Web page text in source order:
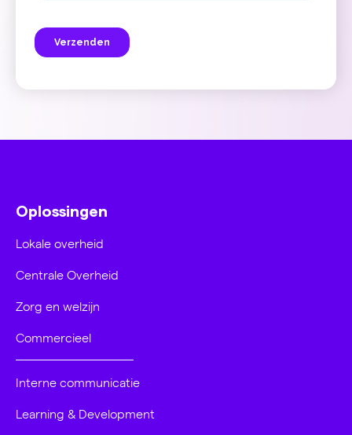
Oplossingen
Lokale overheid
Centrale Overheid
Zorg en welzijn
Commercieel
Interne communicatie
Learning & Development